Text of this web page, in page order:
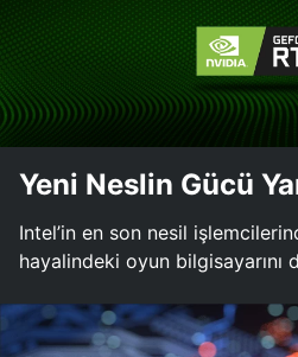
Yeni Neslin Gücü
Intel’in en son nesil
hayalindeki oyun bilgisayarını